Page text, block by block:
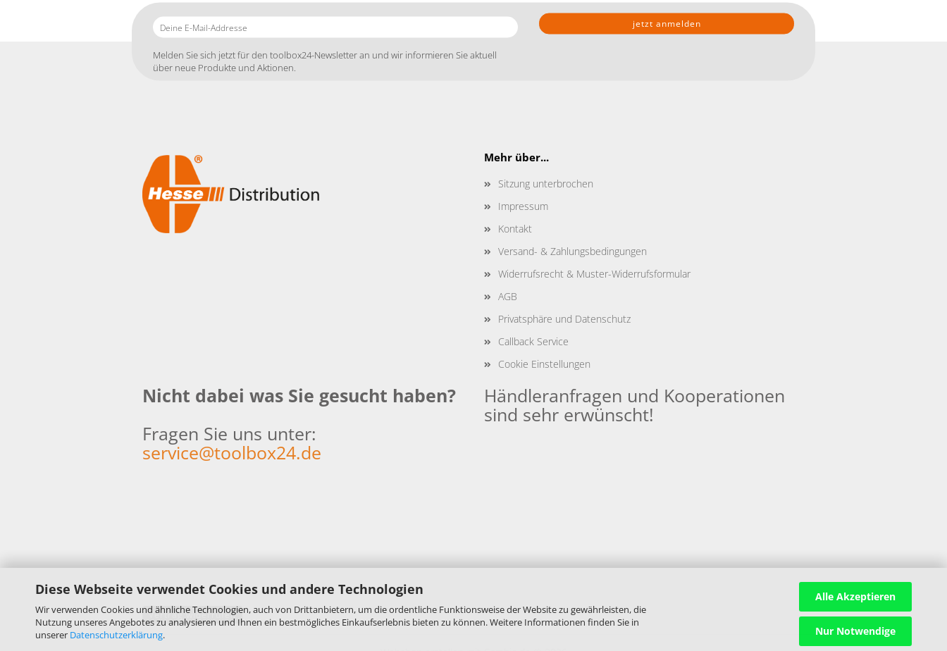
Diese Webseite verwendet Cookies und andere Technologien
Wir verwenden Cookies und ähnliche Technologien, auch von Drittanbietern, um die ordentliche Funktionsweise der Website zu gewährleisten, die
Nutzung unseres Angebotes zu analysieren und Ihnen ein bestmögliches Einkaufserlebnis bieten zu können. Weitere Informationen finden Sie in
unserer Datenschutzerklärung.
Alle Akzeptieren
Nur Notwendige
Deine
E-
Addresse
Melden Sie sich jetzt für den toolbox24-Newsletter an und wir informieren Sie aktuell
über neue Produkte und Aktionen.
Mehr über...
Sitzung unterbrochen
Impressum
Kontakt
Versand- & Zahlungsbedingungen
Widerrufsrecht & Muster-Widerrufsformular
AGB
Privatsphäre und Datenschutz
Callback Service
Cookie Einstellungen
Nicht dabei was Sie gesucht haben?
Fragen Sie uns unter:
service@toolbox24.de
Händleranfragen und Kooperationen
sind sehr erwünscht!
Vertrag widerrufen